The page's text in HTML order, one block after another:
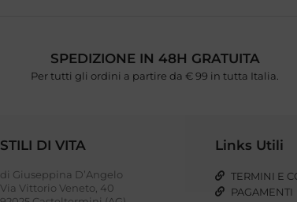
SPEDIZIONE IN 48H GRATUITA
Per tutti gli ordini a partire da € 99 in tutta Italia.
STILI DI VITA
di Giuseppina D’Angelo
Via Vittorio Veneto, 40
Links Utili
TERMINI E
PAGAMENTI